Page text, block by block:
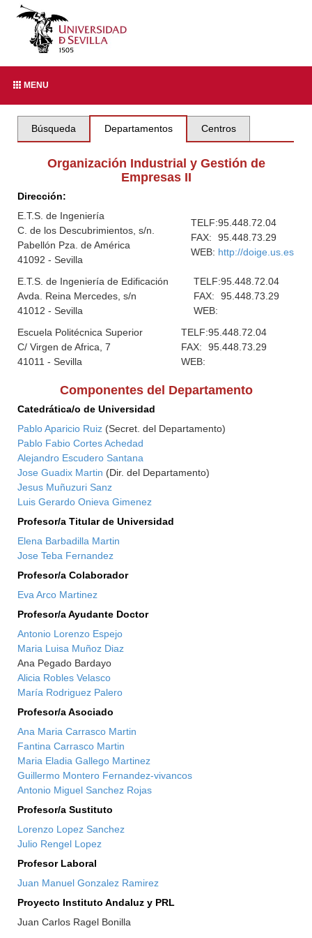
MENU
Búsqueda Departamentos Centros
Organización Industrial y Gestión de
Empresas II
Dirección:
E.T.S. de Ingeniería
C. de los Descubrimientos, s/n.
Pabellón Pza. de América
41092 - Sevilla
TELF:95.448.72.04
FAX:
95.448.73.29
WEB: http://doige.us.es
E.T.S. de Ingeniería de Edificación
Avda. Reina Mercedes, s/n
41012 - Sevilla
TELF:95.448.72.04
FAX:
95.448.73.29
WEB:
Escuela Politécnica Superior
C/ Virgen de Africa, 7
41011 - Sevilla
TELF:95.448.72.04
FAX:
95.448.73.29
WEB:
Componentes del Departamento
Catedrática/o de Universidad
Pablo Aparicio Ruiz (Secret. del Departamento)
Pablo Fabio Cortes Achedad
Alejandro Escudero Santana
Jose Guadix Martin (Dir. del Departamento)
Jesus Muñuzuri Sanz
Luis Gerardo Onieva Gimenez
Profesor/a Titular de Universidad
Elena Barbadilla Martin
Jose Teba Fernandez
Profesor/a Colaborador
Eva Arco Martinez
Profesor/a Ayudante Doctor
Antonio Lorenzo Espejo
Maria Luisa Muñoz Diaz
Ana Pegado Bardayo
Alicia Robles Velasco
María Rodriguez Palero
Profesor/a Asociado
Ana Maria Carrasco Martin
Fantina Carrasco Martin
Maria Eladia Gallego Martinez
Guillermo Montero Fernandez-vivancos
Antonio Miguel Sanchez Rojas
Profesor/a Sustituto
Lorenzo Lopez Sanchez
Julio Rengel Lopez
Profesor Laboral
Juan Manuel Gonzalez Ramirez
Proyecto Instituto Andaluz y PRL
Juan Carlos Ragel Bonilla